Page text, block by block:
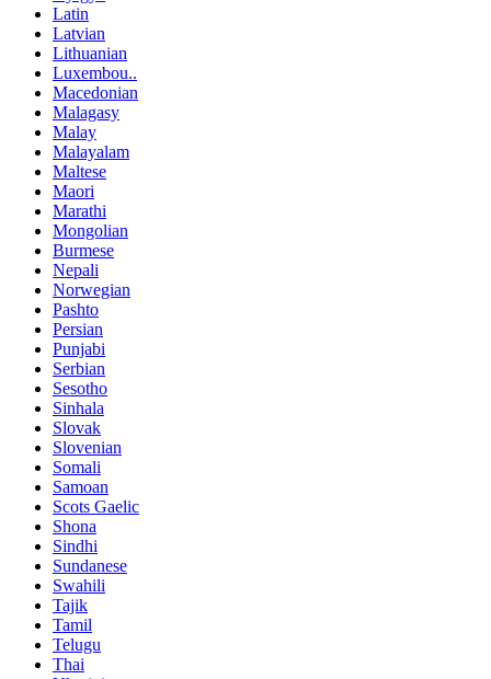
Latin
Latvian
Lithuanian
Luxembou..
Macedonian
Malagasy
Malay
Malayalam
Maltese
Maori
Marathi
Mongolian
Burmese
Nepali
Norwegian
Pashto
Persian
Punjabi
Serbian
Sesotho
Sinhala
Slovak
Slovenian
Somali
Samoan
Scots Gaelic
Shona
Sindhi
Sundanese
Swahili
Tajik
Tamil
Telugu
Thai